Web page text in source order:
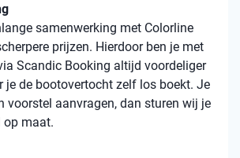
samenwerking met Colorline
prijzen. Hierdoor ben je met
Scandic Booking altijd voordeliger
je de bootovertocht zelf los boekt. Je
voorstel aanvragen, dan sturen wij je
op maat.